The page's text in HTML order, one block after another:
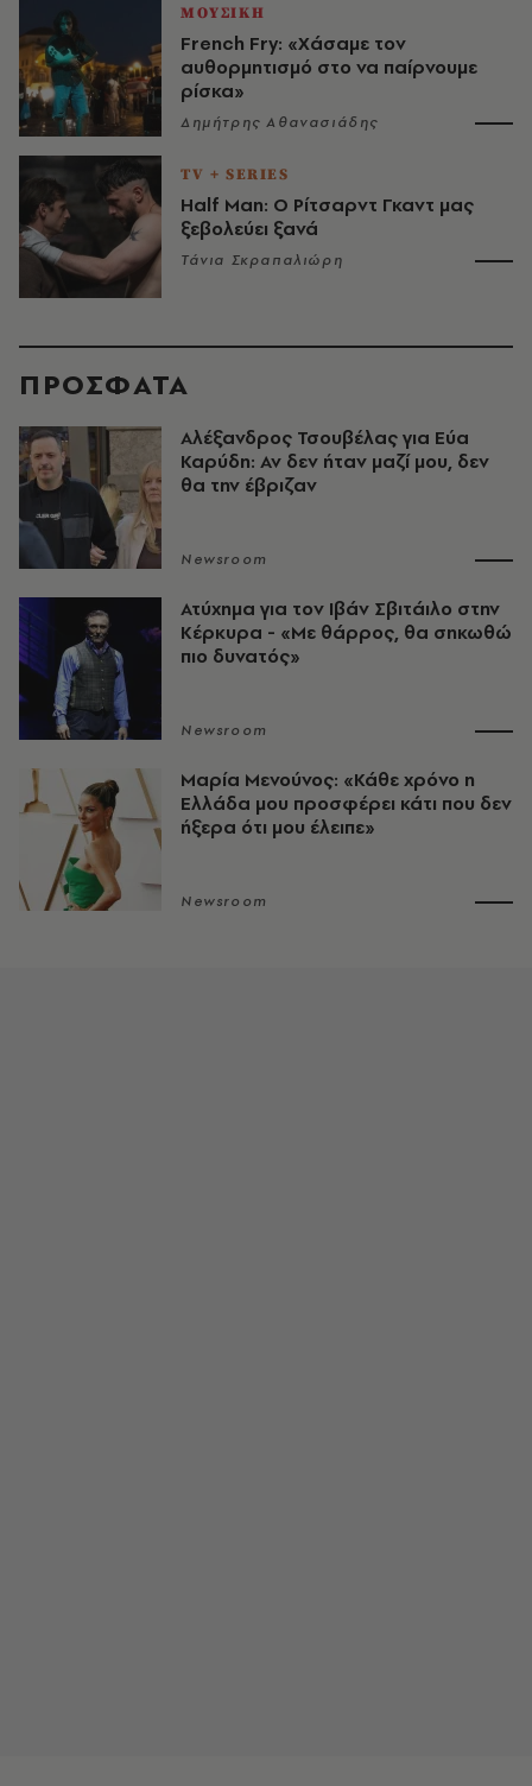
ΜΟΥΣΙΚΗ
French Fry: «Χάσαμε τον
αυθορμητισμό στο να παίρνουμε
ρίσκα»
Δημήτρης Αθανασιάδης
TV + SERIES
Half Man: Ο Ρίτσαρντ Γκαντ μας
ξεβολεύει ξανά
Τάνια Σκραπαλιώρη
ΠΡΟΣΦΑΤΑ
Αλέξανδρος Τσουβέλας για Εύα
Καρύδη: Αν δεν ήταν μαζί μου, δεν
θα την έβριζαν
Newsroom
Ατύχημα για τον Ιβάν Σβιτάιλο στην
Κέρκυρα - «Με θάρρος, θα σηκωθώ
πιο δυνατός»​​​​​​​​​​​​​​​​​​​​​​​​​​​​​​​​​​​​​​​​​
Newsroom
Μαρία Μενούνος: «Κάθε χρόνο η
Ελλάδα μου προσφέρει κάτι που δεν
ήξερα ότι μου έλειπε»
Newsroom